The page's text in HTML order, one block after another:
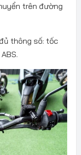
trên đường
thông số: tốc